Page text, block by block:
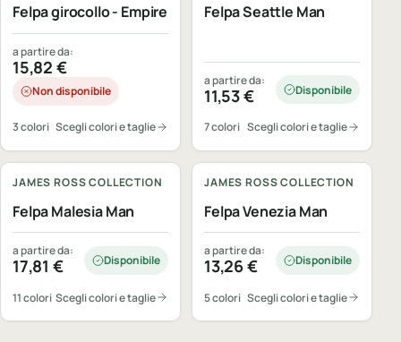
Felpa girocollo - Empire
a partire da:
15,82 €
Non disponibile
3 colori Scegli colori e taglie
Felpa Seattle Man
a partire da:
11,53€ Disponibile
7 colori Scegli colori e taglie
JAMES ROSS COLLECTION
Felpa Malesia Man
a partire da:
17,81 € Disponibile
11 colori Scegli colori e taglie
JAMES ROSS COLLECTION
Felpa Venezia Man
a partire da:
13,26€ Disponibile
5 colori Scegli colori e taglie